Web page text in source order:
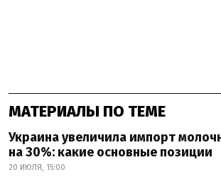
МАТЕРИАЛЫ ПО ТЕМЕ
Украина увеличила импорт
на 30%: какие основные позиции
20 ИЮЛЯ, 15:00